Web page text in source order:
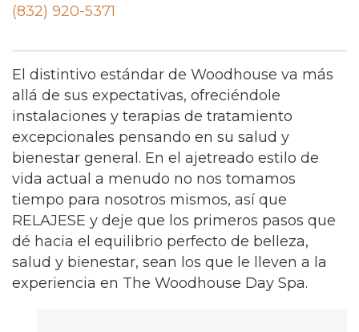
(832) 920-5371
El distintivo estándar de Woodhouse va más
allá de sus expectativas, ofreciéndole
instalaciones y terapias de tratamiento
excepcionales pensando en su salud y
bienestar general. En el ajetreado estilo de
vida actual a menudo no nos tomamos
tiempo para nosotros mismos, así que
RELAJESE y deje que los primeros pasos que
dé hacia el equilibrio perfecto de belleza,
salud y bienestar, sean los que le lleven a la
experiencia en The Woodhouse Day Spa.